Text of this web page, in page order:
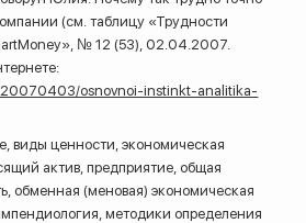
(см. таблицу «Трудности
№ 12 (53), 02.04.2007.
20070403/osnovnoi-instinkt-analitika-
виды ценности, экономическая
актив, предприятие, общая
обменная (меновая) экономическая
методики определения